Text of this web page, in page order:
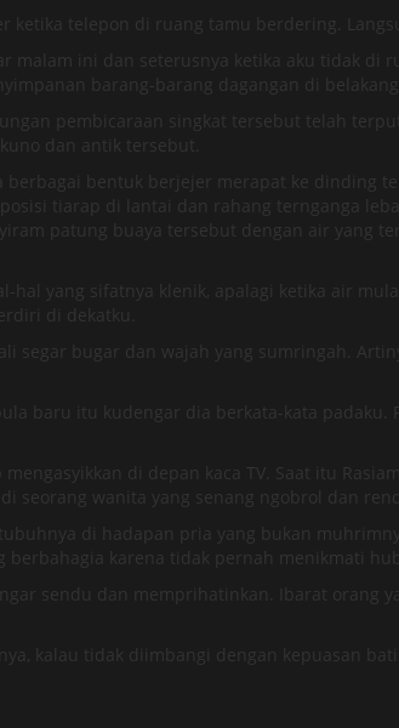
telepon di ruang tamu berdering.
malam ini dan seterusnya ketika aku tidak
barang-barang dagangan di
pembicaraan singkat tersebut telah
dan antik tersebut.
bentuk berjejer merapat ke dinding
tiarap di lantai dan rahang ternganga
patung buaya tersebut dengan air yang
hal yang sifatnya klenik, apalagi ketika air
di dekatku.
segar bugar dan wajah yang sumringah.
baru itu kudengar dia berkata-kata
di depan kaca TV. Saat itu
seorang wanita yang senang ngobrol dan
di hadapan pria yang bukan
karena tidak pernah menikmati
sendu dan memprihatinkan. Ibarat orang
kalau tidak diimbangi dengan kepuasan